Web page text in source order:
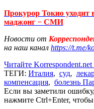
Прокурор Токио уходит
маджонг − СМИ
Новости от
на наш канал https://t.me/
Читайте
ТЕГИ: Италия, суд,
компенсация, болезнь
Если вы заметили
нажмите Ctrl+Enter,